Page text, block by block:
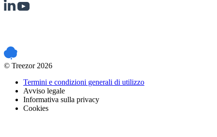
© Treezor 2026
Termini e condizioni generali di utilizzo
Avviso legale
Informativa sulla privacy
Cookies